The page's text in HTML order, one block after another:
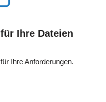
Ihre Dateien
Ihre Anforderungen.